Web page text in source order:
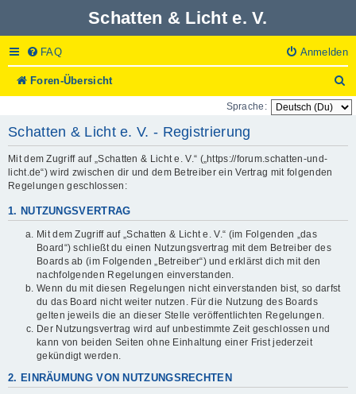
Schatten & Licht e. V.
FAQ Anmelden
Foren-Übersicht
u
c
Sprache:
Schatten & Licht e. V. - Registrierung
Mit dem Zugriff auf „Schatten & Licht e. V.“ („https://forum.schatten-und-
licht.de“) wird zwischen dir und dem Betreiber ein Vertrag mit folgenden
Regelungen geschlossen:
1. NUTZUNGSVERTRAG
Mit dem Zugriff auf „Schatten & Licht e. V.“ (im Folgenden „das
Board“) schließt du einen Nutzungsvertrag mit dem Betreiber des
Boards ab (im Folgenden „Betreiber“) und erklärst dich mit den
nachfolgenden Regelungen einverstanden.
Wenn du mit diesen Regelungen nicht einverstanden bist, so darfst
du das Board nicht weiter nutzen. Für die Nutzung des Boards
gelten jeweils die an dieser Stelle veröffentlichten Regelungen.
Der Nutzungsvertrag wird auf unbestimmte Zeit geschlossen und
kann von beiden Seiten ohne Einhaltung einer Frist jederzeit
gekündigt werden.
2. EINRÄUMUNG VON NUTZUNGSRECHTEN